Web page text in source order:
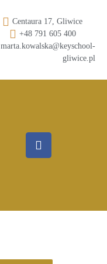
Centaura 17, Gliwice
+48 791 605 400
marta.kowalska@keyschool-
gliwice.pl